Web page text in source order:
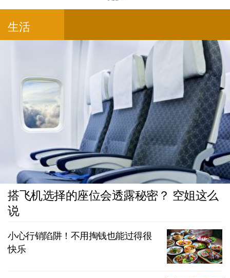
生活
搭飞机选择的座位会透露秘密？ 空姐这么
说
小心行销陷阱！不用掏钱也能过得很
快乐